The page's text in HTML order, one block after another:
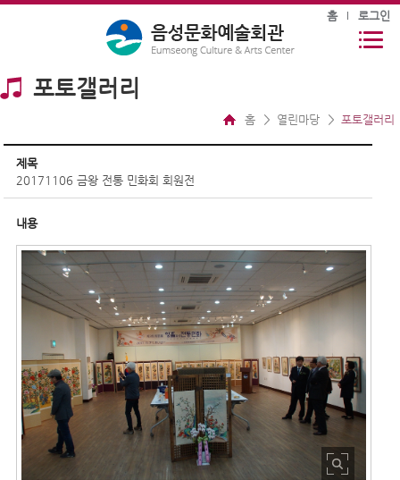
홈 로그인
포토갤러리
홈 열린마당 포토갤러리
제목
20171106 금왕 전통 민화회 회원전
내용